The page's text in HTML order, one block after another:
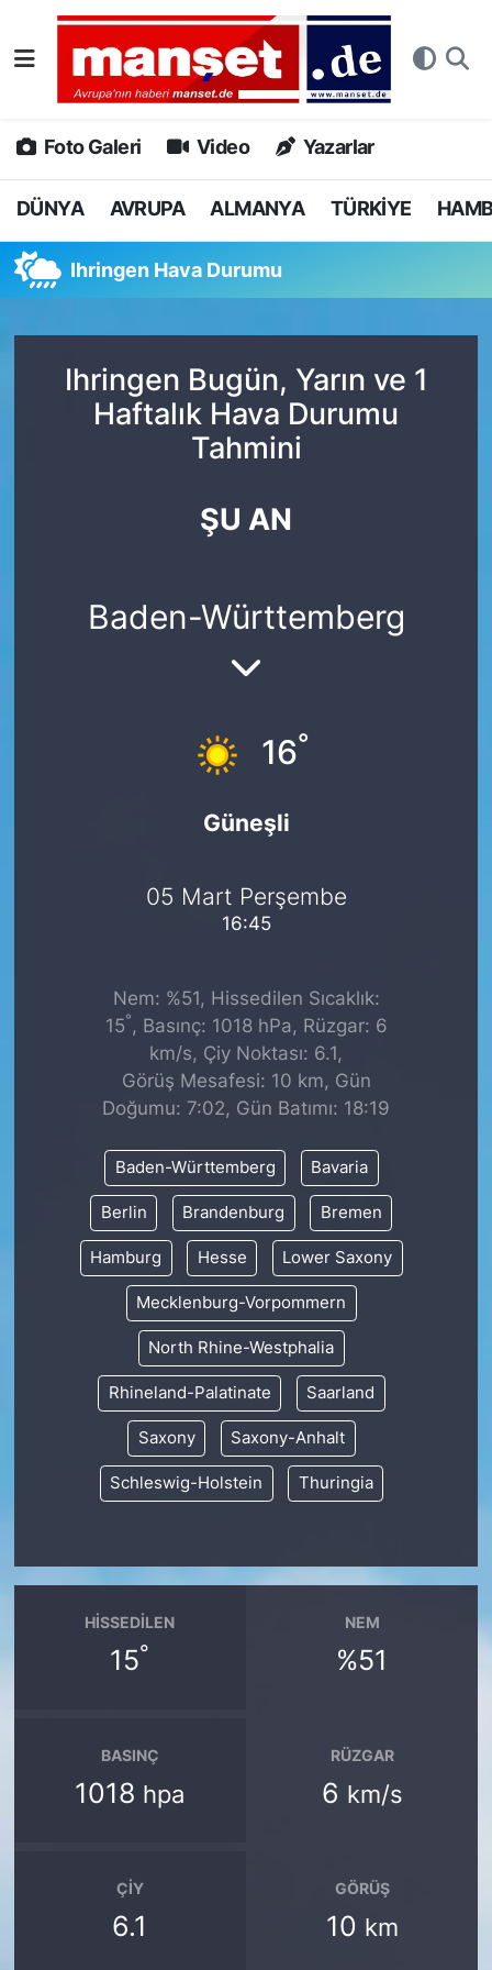
Foto Galeri Video Yazarlar
DÜNYA AVRUPA ALMANYA TÜRKİYE
Ihringen Hava Durumu
Ihringen Bugün, Yarın ve 1
Haftalık Hava Durumu
Tahmini
ŞU AN
Baden-Württemberg
16°
Güneşli
05 Mart Perşembe
16:45
Nem: %51, Hissedilen Sıcaklık:
15° , Basınç: 1018 hPa, Rüzgar: 6
km/s, Çiy Noktası: 6.1,
Görüş Mesafesi: 10 km, Gün
Doğumu: 7:02, Gün Batımı: 18:19
Baden-Württemberg Bavaria
Berlin Brandenburg Bremen
Hamburg Hesse Lower Saxony
Mecklenburg-Vorpommern
North Rhine-Westphalia
Rhineland-Palatinate Saarland
Saxony Saxony-Anhalt
Schleswig-Holstein Thuringia
HISSEDILEN
15°
NEM
%51
BASINÇ
1018 hpa
RÜZGAR
6 km/s
ÇIY
6.1
GÖRÜŞ
10 km
DÜNYA
AVRUPA
ALMANYA
SPOR
DEUTSCH
Nöbetçi Eczaneler
Hava Durumu
Namaz Vakitleri
Tüm Manşetler
Son Dakika Haberleri